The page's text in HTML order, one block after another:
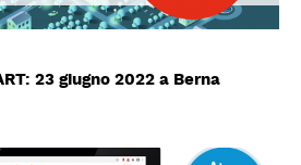
23 giugno 2022 a Berna